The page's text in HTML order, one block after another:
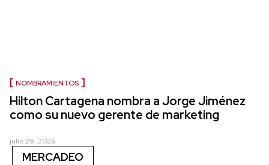
NOMBRAMIENTOS
Hilton Cartagena nombra a Jorge Jiménez
como su nuevo gerente de marketing
julio 29, 2026
MERCADEO